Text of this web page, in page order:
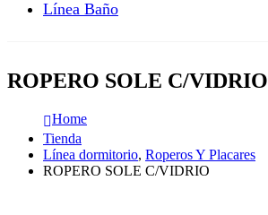
Línea Baño
ROPERO SOLE C/VIDRIO
Home
Tienda
Línea dormitorio, Roperos Y Placares
ROPERO SOLE C/VIDRIO